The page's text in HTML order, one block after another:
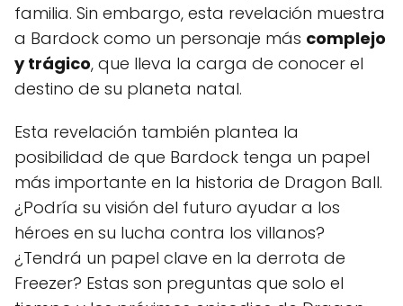
familia. Sin embargo, esta revelación muestra
a Bardock como un personaje más complejo
y trágico, que lleva la carga de conocer el
destino de su planeta natal.
Esta revelación también plantea la
posibilidad de que Bardock tenga un papel
más importante en la historia de Dragon Ball.
¿Podría su visión del futuro ayudar a los
héroes en su lucha contra los villanos?
¿Tendrá un papel clave en la derrota de
Freezer? Estas son preguntas que solo el